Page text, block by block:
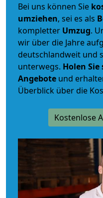
Bei uns können Sie
umziehen, sei es als
kompletter Umzug.
wir über die Jahre
deutschlandweit und
unterwegs. Holen
Angebote und
Überblick über die
Kostenlose